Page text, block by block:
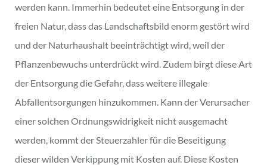
werden kann. Immerhin bedeutet eine Entsorgung in der
freien Natur, dass das Landschaftsbild enorm gestört wird
und der Naturhaushalt beeinträchtigt wird, weil der
Pflanzenbewuchs unterdrückt wird. Zudem birgt diese Art
der Entsorgung die Gefahr, dass weitere illegale
Abfallentsorgungen hinzukommen. Kann der Verursacher
einer solchen Ordnungswidrigkeit nicht ausgemacht
werden, kommt der Steuerzahler für die Beseitigung
dieser wilden Verkippung mit Kosten auf. Diese Kosten